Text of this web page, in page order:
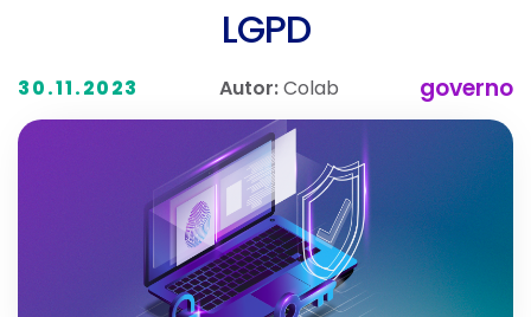
LGPD
30.11.2023 Autor:Colab governo